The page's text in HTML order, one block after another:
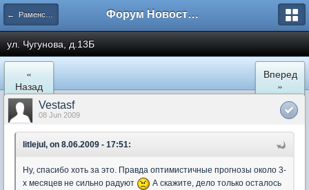
← Раменское Форум Новостройки
ул. Чугунова, д.13Б
«
Назад
Вперед
»
Vestasf
08 Jun 2009
litlejul, on 8.06.2009 - 17:51:
Ну, спасибо хоть за это. Правда оптимистичные прогнозы около 3-
х месяцев не сильно радуют
А скажите, дело только осталось